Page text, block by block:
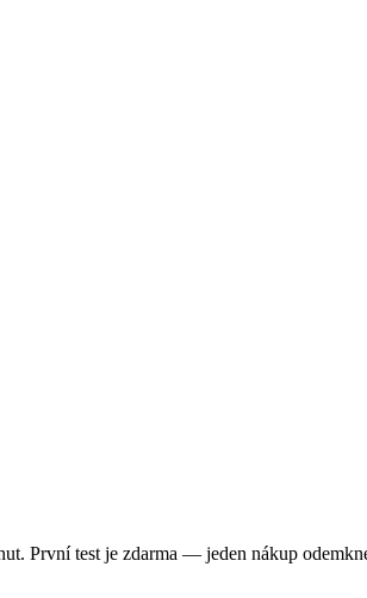
První test je zdarma — jeden nákup